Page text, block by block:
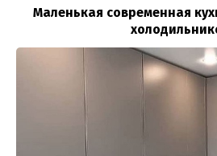
Маленькая современная